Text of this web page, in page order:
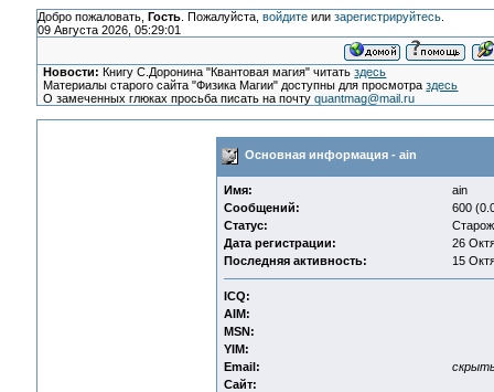
Добро пожаловать, Гость. Пожалуйста, войдитеили зарегистрируйтесь.
09 Августа 2026, 05:29:01
Новости: Книгу С.Доронина "Квантовая магия" читатьздесь
Материалы старого сайта "Физика Магии" доступны для просмотраздесь
О замеченных глюках просьба писать на почтуquantmag@mail.ru
Основная информация - ain
Имя:
ain
Сообщений:
600
Статус:
Дата регистрации:
26
Последняя активность:
15
ICQ:
AIM:
MSN:
YIM:
Email:
Сайт: